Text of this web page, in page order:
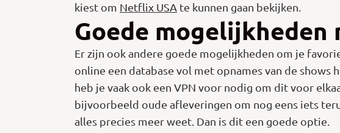
kiest om Netflix USA te kunnen gaan bekijken.
Goede mogelijkheden
Er zijn ook andere goede mogelijkheden om je
online een database vol met opnames van de shows
heb je vaak ook een VPN voor nodig om dit voor
bijvoorbeeld oude afleveringen om nog eens iets
alles precies meer weet. Dan is dit een goede optie.